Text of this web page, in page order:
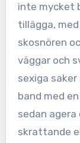
inte mycket
tillägga,
skosnören
väggar och
sexiga
band med
sedan
skrattande